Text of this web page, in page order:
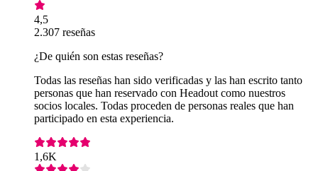
4,5
2.307 reseñas
¿De quién son estas reseñas?
Todas las reseñas han sido verificadas y las han escrito tanto
personas que han reservado con Headout como nuestros
socios locales. Todas proceden de personas reales que han
participado en esta experiencia.
1,6K